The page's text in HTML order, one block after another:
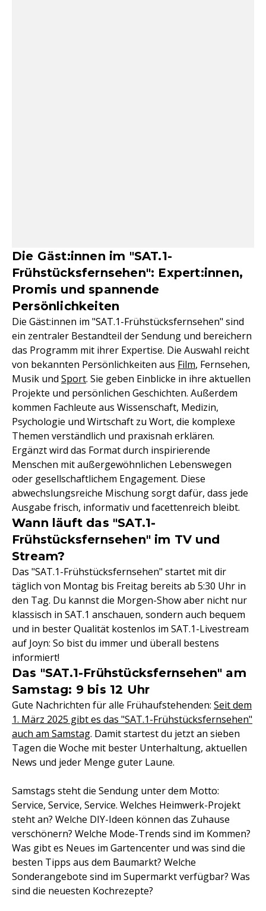
Die Gäst:innen im "SAT.1-
Frühstücksfernsehen": Expert:innen,
Promis und spannende
Persönlichkeiten
Die Gäst:innen im "SAT.1-Frühstücksfernsehen" sind
ein zentraler Bestandteil der Sendung und bereichern
das Programm mit ihrer Expertise. Die Auswahl reicht
von bekannten Persönlichkeiten aus Film, Fernsehen,
Musik und Sport. Sie geben Einblicke in ihre aktuellen
Projekte und persönlichen Geschichten. Außerdem
kommen Fachleute aus Wissenschaft, Medizin,
Psychologie und Wirtschaft zu Wort, die komplexe
Themen verständlich und praxisnah erklären.
Ergänzt wird das Format durch inspirierende
Menschen mit außergewöhnlichen Lebenswegen
oder gesellschaftlichem Engagement. Diese
abwechslungsreiche Mischung sorgt dafür, dass jede
Ausgabe frisch, informativ und facettenreich bleibt.
Wann läuft das "SAT.1-
Frühstücksfernsehen" im TV und
Stream?
Das "SAT.1-Frühstücksfernsehen" startet mit dir
täglich von Montag bis Freitag bereits ab 5:30 Uhr in
den Tag. Du kannst die Morgen-Show aber nicht nur
klassisch in SAT.1 anschauen, sondern auch bequem
und in bester Qualität kostenlos im SAT.1-Livestream
auf Joyn: So bist du immer und überall bestens
informiert!
Das "SAT.1-Frühstücksfernsehen" am
Samstag: 9 bis 12 Uhr
Gute Nachrichten für alle Frühaufstehenden: Seit dem
1. März 2025 gibt es das "SAT.1-Frühstücksfernsehen"
auch am Samstag. Damit startest du jetzt an sieben
Tagen die Woche mit bester Unterhaltung, aktuellen
News und jeder Menge guter Laune.
Samstags steht die Sendung unter dem Motto:
Service, Service, Service. Welches Heimwerk-Projekt
steht an? Welche DIY-Ideen können das Zuhause
verschönern? Welche Mode-Trends sind im Kommen?
Was gibt es Neues im Gartencenter und was sind die
besten Tipps aus dem Baumarkt? Welche
Sonderangebote sind im Supermarkt verfügbar? Was
sind die neuesten Kochrezepte?